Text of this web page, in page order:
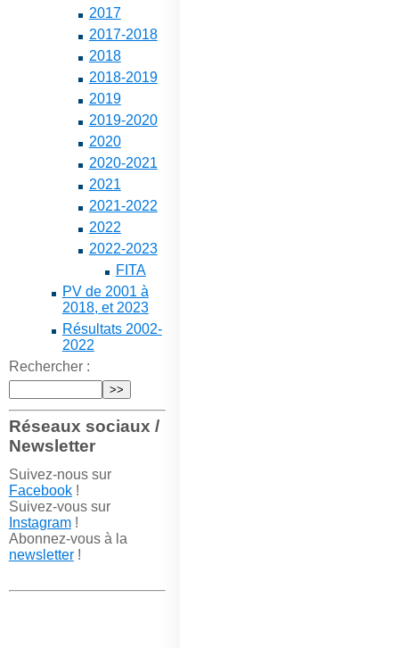
2017
2017-2018
2018
2018-2019
2019
2019-2020
2020
2020-2021
2021
2021-2022
2022
2022-2023
FITA
PV de 2001 à
2018, et 2023
Résultats 2002-
2022
Rechercher :
Réseaux sociaux /
Newsletter
Suivez-nous sur
Facebook!
Suivez-vous sur
Instagram!
Abonnez-vous à la
newsletter!